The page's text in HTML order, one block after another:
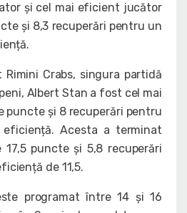
și cel mai eficient jucător
și 8,3 recuperări pentru un
Crabs, singura partidă
Albert Stan a fost cel mai
puncte și 8 recuperări pentru
Acesta a terminat
puncte și 5,8 recuperări
de 11,5.
programat între 14 și 16